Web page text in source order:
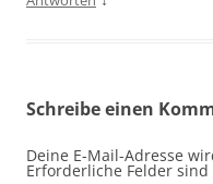
Schreibe einen
Deine E-Mail-Adresse
Erforderliche Felder